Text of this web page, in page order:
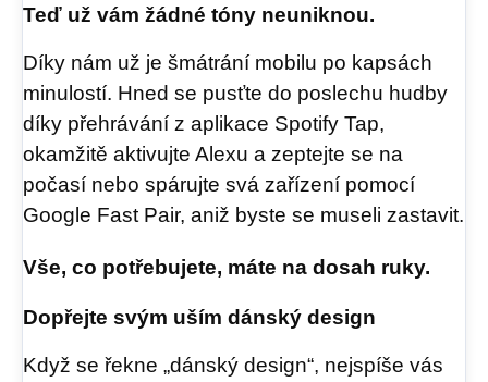
Teď už vám žádné tóny neuniknou.
Díky nám už je šmátrání mobilu po kapsách
minulostí. Hned se pusťte do poslechu hudby
díky přehrávání z aplikace Spotify Tap,
okamžitě aktivujte Alexu a zeptejte se na
počasí nebo spárujte svá zařízení pomocí
Google Fast Pair, aniž byste se museli zastavit.
Vše, co potřebujete, máte na dosah ruky.
Dopřejte svým uším dánský design
Když se řekne „dánský design“, nejspíše vás